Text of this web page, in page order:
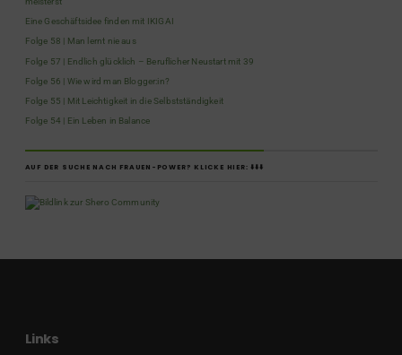
Eine Geschäftsidee finden mit IKIGAI
Folge 58 | Man lernt nie aus
Folge 57 | Endlich glücklich – Beruflicher Neustart mit 39
Folge 56 | Wie wird man Blogger:in?
Folge 55 | Mit Leichtigkeit in die Selbstständigkeit
Folge 54 | Ein Leben in Balance
AUF DER SUCHE NACH FRAUEN-POWER? KLICKE HIER: ⬇️⬇️⬇️
Links